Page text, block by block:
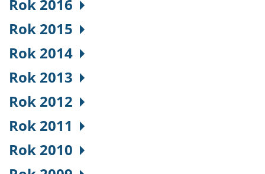
Rok 2016
Rok 2015
Rok 2014
Rok 2013
Rok 2012
Rok 2011
Rok 2010